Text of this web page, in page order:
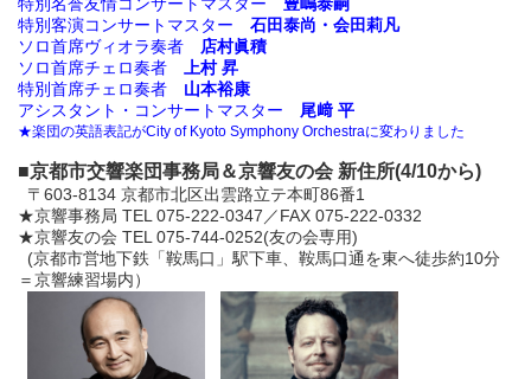
特別客演コンサートマスター 石田泰尚・会田莉凡
ソロ首席ヴィオラ奏者
店村眞積
ソロ首席チェロ奏者
上村 昇
特別首席チェロ奏者 山本裕康
アシスタント・コンサートマスター 尾﨑 平
★楽団の英語表記がCity of Kyoto Symphony Orchestraに変わりました
■京都市交響楽団事務局＆京響友の会 新住所(4/10から)
〒603-8134 京都市北区出雲路立テ本町86番1
★京響事務局 TEL 075-222-0347／FAX 075-222-0332
★京響友の会 TEL 075-744-0252(友の会専用)
(京都市営地下鉄「鞍馬口」駅下車、 鞍馬口通を東へ徒歩約10分
＝京響練習場内）